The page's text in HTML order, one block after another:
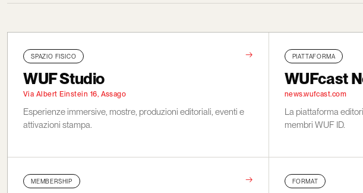
SPAZIO FISICO →
WUF Studio
Via Albert Einstein 16, Assago
Esperienze immersive, mostre, produzioni editoriali, eventi e
attivazioni stampa.
PIATTAFORMA
WUFcast
news.wufcast.com
La piattaforma
membri WUF ID.
MEMBERSHIP → FORMAT